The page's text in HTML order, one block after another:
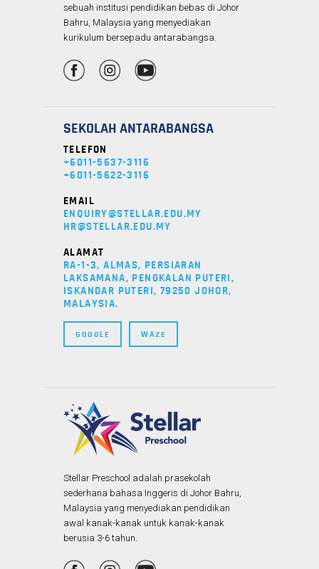
sebuah institusi pendidikan bebas di Johor
Bahru, Malaysia yang menyediakan
kurikulum bersepadu antarabangsa.
SEKOLAH ANTARABANGSA
TELEFON
+6011-5637-3116
+6011-5622-3116
EMAIL
ENQUIRY@STELLAR.EDU.MY
HR@STELLAR.EDU.MY
ALAMAT
RA-1-3, ALMAS, PERSIARAN
LAKSAMANA, PENGKALAN PUTERI,
ISKANDAR PUTERI, 79250 JOHOR,
MALAYSIA.
GOOGLE WAZE
Stellar Preschool adalah prasekolah
sederhana bahasa Inggeris di Johor Bahru,
Malaysia yang menyediakan pendidikan
awal kanak-kanak untuk kanak-kanak
berusia 3-6 tahun.